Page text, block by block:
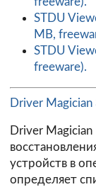
STDU
MB,
STDU
freeware).
Driver Magician
Driver
устройств в
определяет